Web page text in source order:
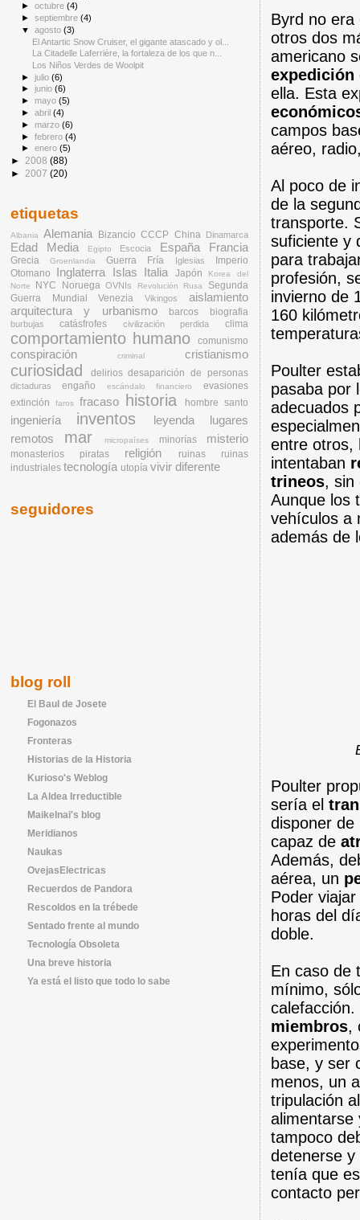
Byrd no era
otros dos
americano
expedición
ella. Esta
campos
aéreo,
Al poco de
de la
transporte.
suficiente y
para
profesión,
invierno de
160
Poulter
pasaba por
adecuados
entre otros,
intentaban
trineos, sin
Aunque los
vehículos a
además de
Poulter
sería el
disponer
capaz de
Además,
aérea, un
Poder
horas del
doble.
En caso de
mínimo,
miembros,
base, y ser
menos, un
tripulación
tampoco
detenerse
tenía que
contacto
►octubre(4)
►septiembre(4)
▼agosto(3)
El Antartic Snow Cruiser, el gigante atascado y ol...
La Citadelle Laferrière, la fortaleza de los que n...
Los Niños Verdes de Woolpit
►julio(6)
►junio(6)
► mayo(5)
►abril(4)
► marzo(6)
►febrero(4)
►enero(5)
► 2008 (88)
► 2007 (20)
etiquetas
Albania Alemania Bizancio CCCP China Dinamarca
Edad Media Egipto Escocia España Francia
Grecia Groenlandia Guerra Fría Iglesias
Imperio
Otomano
Inglaterra Islas Italia Japón
Korea del
Norte
NYC Noruega OVNIs Revolución Rusa
Segunda
Guerra Mundial
Venezia Vikingos
aislamiento
arquitectura y urbanismo
barcos biografia
burbujas catásfrofes civilización perdida clima
comportamiento humano comunismo
conspiración criminal cristianismo
curiosidad delirios desaparición de personas
dictaduras engaño escándalo financiero
evasiones
extinción
faros fracaso historia hombre santo
ingeniería inventos leyenda
lugares
remotos
mar micropaíses minorías misterio
monasterios piratas religión ruinas
ruinas
industriales tecnología utopía vivir diferente
seguidores
blog roll
El Baul de Josete
Fogonazos
Fronteras
Historias de la Historia
Kurioso's Weblog
La Aldea Irreductible
Maikelnai's blog
Meridianos
Naukas
OvejasElectricas
Recuerdos de Pandora
Rescoldos en la trébede
Sentado frente al mundo
Tecnología Obsoleta
Una breve historia
Ya está el listo que todo lo sabe